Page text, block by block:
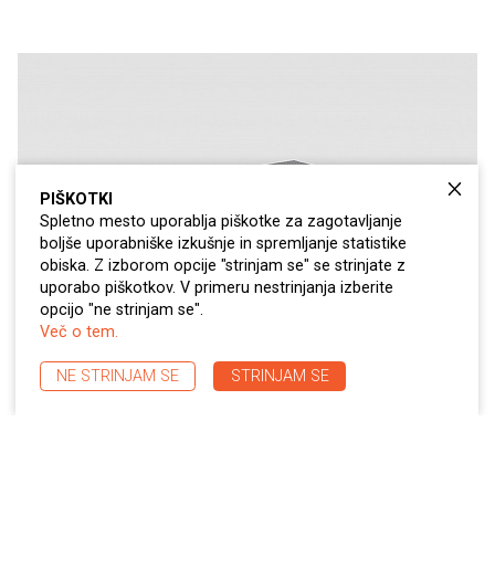
PIŠKOTKI
Spletno mesto uporablja piškotke za zagotavljanje
boljše uporabniške izkušnje in spremljanje statistike
obiska. Z izborom opcije "strinjam se" se strinjate z
uporabo piškotkov. V primeru nestrinjanja izberite
opcijo "ne strinjam se".
Več o tem.
NE STRINJAM SE STRINJAM SE